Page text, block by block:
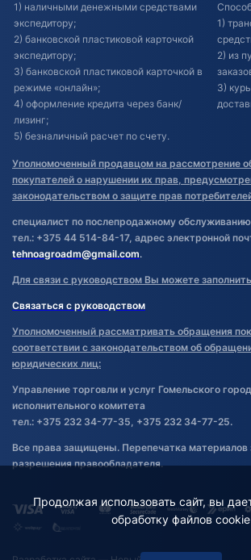
1) наличными денежными средствами
экспедитору;
2) банковской пластиковой карточкой
экспедитору;
3) банковской пластиковой карточкой в
режиме «онлайн»;
4) оформление кредита через банк/
лизинг;
5) безналичный расчет по счету.
1)
2) из
3)
Уполномоченный продавцом на рассмотрение
покупателей о нарушении их прав,
законодательством о защите прав
специалист по послепродажному
тел.: +375 44 514-84-17, адрес электронной
tehnoagroadm@gmail.com.
Для связи с руководством Вы можете
Связаться с руководством
Уполномоченный рассматривать обращения
соответствии с законодательством об
юридических лиц:
Управление торговли и услуг Гомельского
исполнительного комитета
тел.: +375 232 34-77-35, +375 232 34-77-25.
Все права защищены. Перепечатка материалов
разрешения правообладателя.
Продолжая использовать сайт, вы
обработку файлов cookie